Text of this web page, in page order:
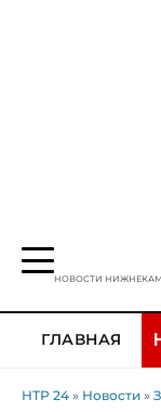
НОВОСТИ
ГЛАВНАЯ
НТР 24 » Новости »